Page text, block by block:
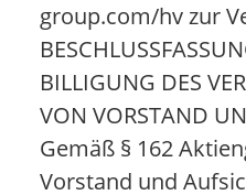
group.com/hv zur
BILLIGUNG DES
VON VORSTAND
Gemäß § 162
Vorstand und